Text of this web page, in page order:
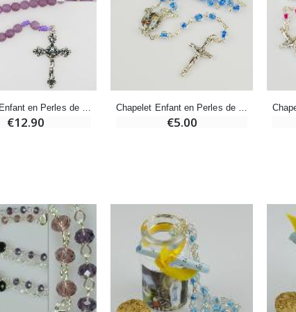
€9.60
Bonbons Pastilles Menthe à l'Eau de Lourdes - 130g
€7.90
-10%
€12.90
€12.90 €5.00